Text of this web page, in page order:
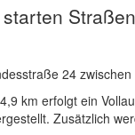
24
km erfolgt ein
Zusätzlich